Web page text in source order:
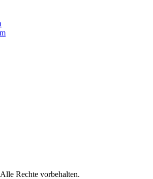
Rechte vorbehalten.